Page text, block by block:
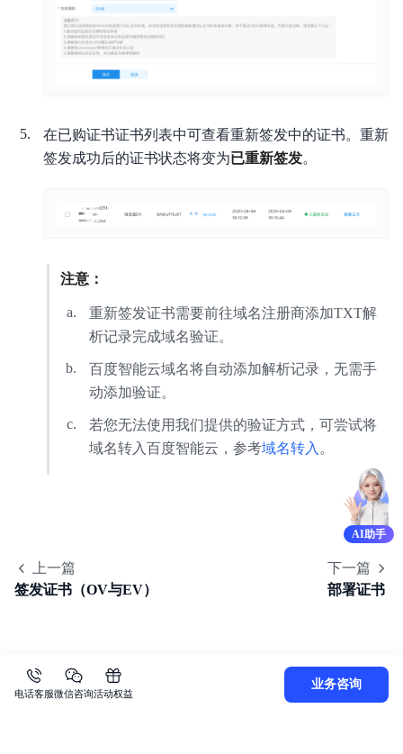
在已购证书证书列表中可查看重新签发中的证书。重新
签发成功后的证书状态将变为已重新签发。
注意：
重新签发证书需要前往域名注册商添加TXT解
析记录完成域名验证。
百度智能云域名将自动添加解析记录，无需手
动添加验证。
若您无法使用我们提供的验证方式，可尝试将
域名转入百度智能云，参考域名转入 。
上一篇
签发证书（OV与EV）
下一篇
部署证书
AI助手
电话客服微信咨询活动权益
业务咨询